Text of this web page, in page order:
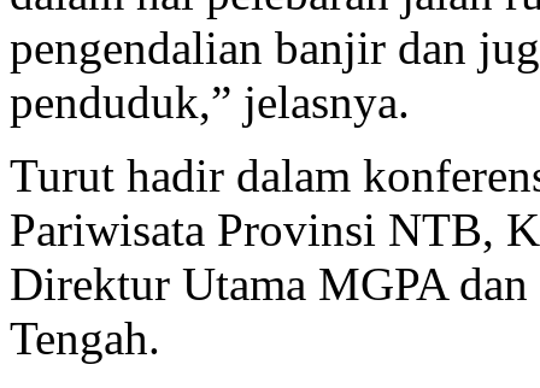
pengendalian banjir dan
penduduk,” jelasnya.
Turut hadir dalam
Pariwisata Provinsi NTB,
Direktur Utama MGPA
Tengah.